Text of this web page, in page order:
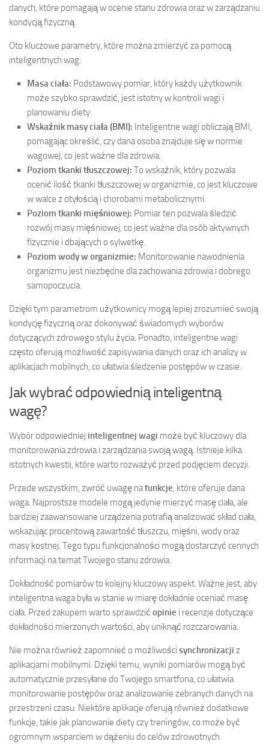
danych, które pomagają w ocenie stanu zdrowia oraz w zarządzaniu
kondycją fizyczną.
Oto kluczowe parametry, które można zmierzyć za pomocą
inteligentnych wag:
Masa ciała: Podstawowy pomiar, który każdy użytkownik
może szybko sprawdzić, jest istotny w kontroli wagi i
planowaniu diety.
Wskaźnik masy ciała (BMI): Inteligentne wagi obliczają BMI,
pomagając określić, czy dana osoba znajduje się w normie
wagowej, co jest ważne dla zdrowia.
Poziom tkanki tłuszczowej: To wskaźnik, który pozwala
ocenić ilość tkanki tłuszczowej w organizmie, co jest kluczowe
w walce z otyłością i chorobami metabolicznymi.
Poziom tkanki mięśniowej: Pomiar ten pozwala śledzić
rozwój masy mięśniowej, co jest ważne dla osób aktywnych
fizycznie i dbających o sylwetkę.
Poziom wody w organizmie: Monitorowanie nawodnienia
organizmu jest niezbędne dla zachowania zdrowia i dobrego
samopoczucia.
Dzięki tym parametrom użytkownicy mogą lepiej zrozumieć swoją
kondycję fizyczną oraz dokonywać świadomych wyborów
dotyczących zdrowego stylu życia. Ponadto, inteligentne wagi
często oferują możliwość zapisywania danych oraz ich analizy w
aplikacjach mobilnych, co ułatwia śledzenie postępów w czasie.
Jak wybrać odpowiednią inteligentną
wagę?
Wybór odpowiedniej inteligentnej wagi może być kluczowy dla
monitorowania zdrowia i zarządzania swoją wagą. Istnieje kilka
istotnych kwestii, które warto rozważyć przed podjęciem decyzji.
Przede wszystkim, zwróć uwagę nafunkcje, które oferuje dana
waga. Najprostsze modele mogą jedynie mierzyć masę ciała, ale
bardziej zaawansowane urządzenia potrafią analizować skład ciała,
wskazując procentową zawartość tłuszczu, mięśni, wody oraz
masy kostnej. Tego typu funkcjonalności mogą dostarczyć cennych
informacji na temat Twojego stanu zdrowia.
Dokładność pomiarów to kolejny kluczowy aspekt. Ważne jest, aby
inteligentna waga była w stanie w miarę dokładnie oceniać masę
ciała. Przed zakupem warto sprawdzić opinie i recenzje dotyczące
dokładności mierzonych wartości, aby uniknąć rozczarowania.
Nie można również zapomnieć o możliwości synchronizacji z
aplikacjami mobilnymi. Dzięki temu, wyniki pomiarów mogą być
automatycznie przesyłane do Twojego smartfona, co ułatwia
monitorowanie postępów oraz analizowanie zebranych danych na
przestrzeni czasu. Niektóre aplikacje oferują również dodatkowe
funkcje, takie jak planowanie diety czy treningów, co może być
ogromnym wsparciem w dążeniu do celów zdrowotnych.